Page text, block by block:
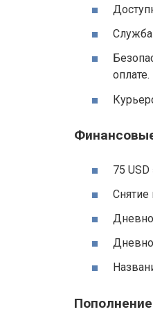
оплате.
75
Снятие